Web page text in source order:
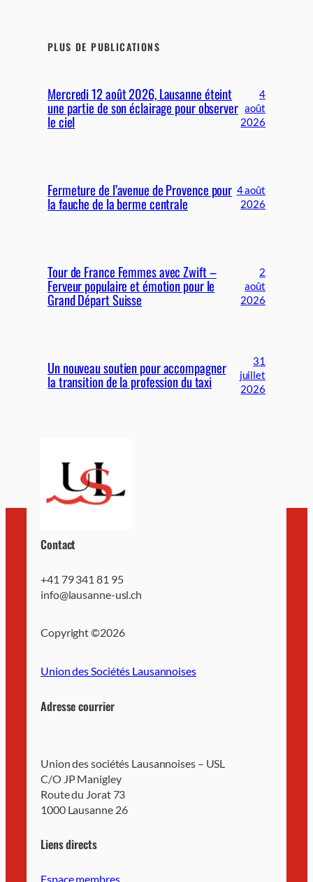
PLUS DE PUBLICATIONS
Mercredi 12 août 2026, Lausanne éteint
une partie de son éclairage pour observer
le ciel
4
août
2026
Fermeture de l’avenue de Provence pour
la fauche de la berme centrale
4 août
2026
Tour de France Femmes avec Zwift –
Ferveur populaire et émotion pour le
Grand Départ Suisse
2
août
2026
Un nouveau soutien pour accompagner
la transition de la profession du taxi
31
juillet
2026
Contact
+41 79 341 81 95
info@lausanne-usl.ch
Copyright ©2026
Union des Sociétés Lausannoises
Adresse courrier
Union des sociétés Lausannoises – USL
C/O JP Manigley
Route du Jorat 73
1000 Lausanne 26
Liens directs
Espace membres